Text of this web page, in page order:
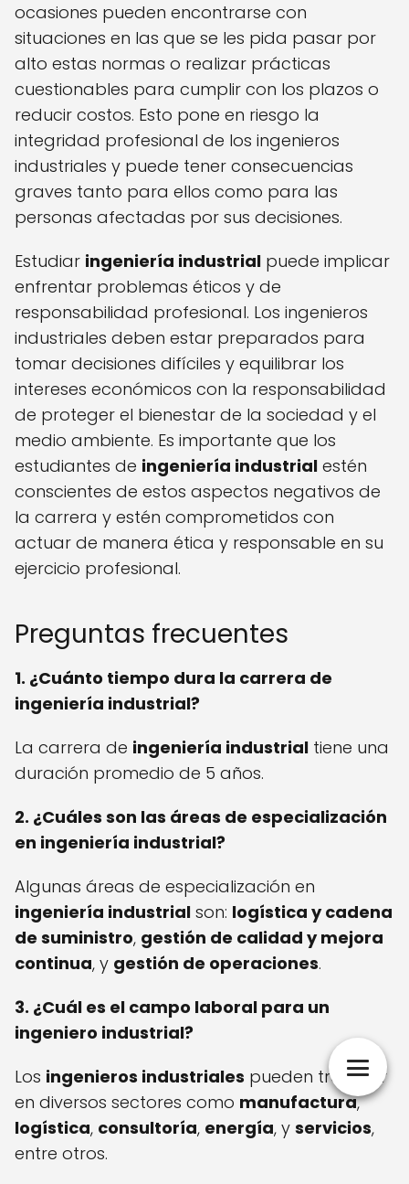
ocasiones pueden encontrarse con
situaciones en las que se les pida pasar por
alto estas normas o realizar prácticas
cuestionables para cumplir con los plazos o
reducir costos. Esto pone en riesgo la
integridad profesional de los ingenieros
industriales y puede tener consecuencias
graves tanto para ellos como para las
personas afectadas por sus decisiones.
Estudiar ingeniería industrial puede implicar
enfrentar problemas éticos y de
responsabilidad profesional. Los ingenieros
industriales deben estar preparados para
tomar decisiones difíciles y equilibrar los
intereses económicos con la responsabilidad
de proteger el bienestar de la sociedad y el
medio ambiente. Es importante que los
estudiantes de ingeniería industrial estén
conscientes de estos aspectos negativos de
la carrera y estén comprometidos con
actuar de manera ética y responsable en su
ejercicio profesional.
Preguntas frecuentes
1. ¿Cuánto tiempo dura la carrera de
ingeniería industrial?
La carrera de ingeniería industrial tiene una
duración promedio de 5 años.
2. ¿Cuáles son las áreas de especialización
en ingeniería industrial?
Algunas áreas de especialización en
ingeniería industrial son: logística y cadena
de suministro, gestión de calidad y mejora
continua, y gestión de operaciones.
3. ¿Cuál es el campo laboral para un
ingeniero industrial?
Los ingenieros industriales pueden trabajar
en diversos sectores como manufactura,
logística, consultoría, energía, y servicios,
entre otros.